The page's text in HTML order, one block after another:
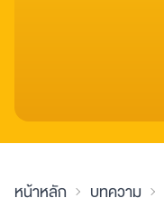
หน้าหลัก บทความ